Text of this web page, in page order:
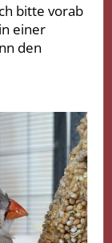
bitte vorab
einer
den